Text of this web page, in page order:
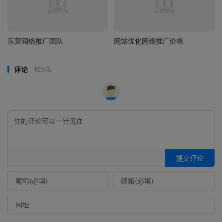
东营网络推广团队 网站优化网络推广价格
评论 抢沙发
提交评论